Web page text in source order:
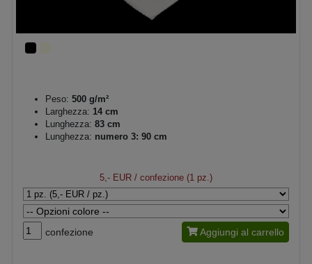
Peso: 500 g/m²
Larghezza: 14 cm
Lunghezza: 83 cm
Lunghezza: numero 3: 90 cm
5,- EUR / confezione (1 pz.)
confezione Aggiungi al carrello